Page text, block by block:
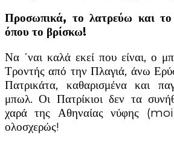
Προσωπικά, το λατρεύω και
όπου το βρίσκω!
Να ΄ναι καλά εκεί που είναι, ο
Τροντής από την Πλαγιά, άνω
Πατρικάτα, καθαρισμένα και
μπωλ. Οι Πατρίκιοι δεν τα
χαρά της Αθηναίας νύφης
ολοσχερώς!